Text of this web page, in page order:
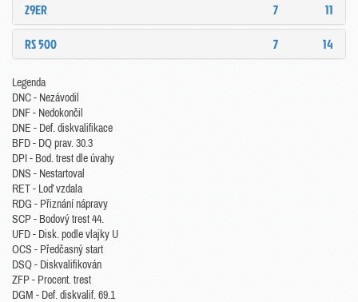
29ER
7
11
RS 500
7 14
Legenda
DNC - Nezávodil
DNF - Nedokončil
DNE - Def. diskvalifikace
BFD - DQ prav. 30.3
DPI - Bod. trest dle úvahy
DNS - Nestartoval
RET - Loď vzdala
RDG - Přiznání nápravy
SCP - Bodový trest 44.
UFD - Disk. podle vlajky U
OCS - Předčasný start
DSQ - Diskvalifikován
ZFP - Procent. trest
DGM - Def. diskvalif. 69.1